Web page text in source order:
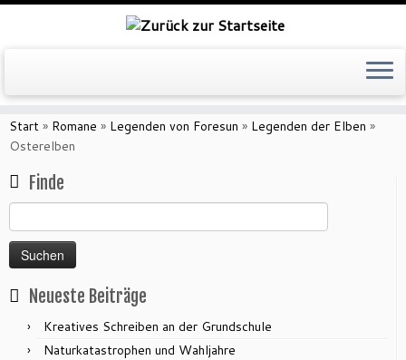
Zum
Inhalt
springen
Start » Romane » Legenden von Foresun » Legenden der Elben »
Osterelben
Finde
nach:
Neueste Beiträge
Kreatives Schreiben an der Grundschule
Naturkatastrophen und Wahljahre